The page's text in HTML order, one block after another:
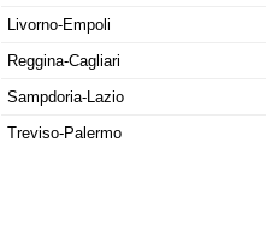
Livorno-Empoli
Reggina-Cagliari
Sampdoria-Lazio
Treviso-Palermo